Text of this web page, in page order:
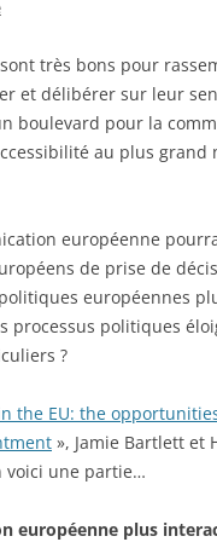
très bons pour
et délibérer sur leur
boulevard pour la
au plus
européenne
de prise de
européennes
processus politiques
?
the EU: the
», Jamie Bartlett et
voici une partie…
européenne plus